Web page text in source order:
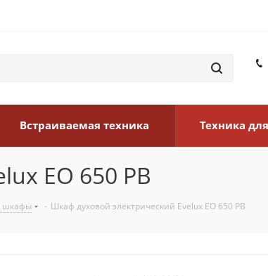
Встраиваемая техника Техника
EO 650 PB
шкафы - Шкаф духовой электрический Evelux EO 650 PB